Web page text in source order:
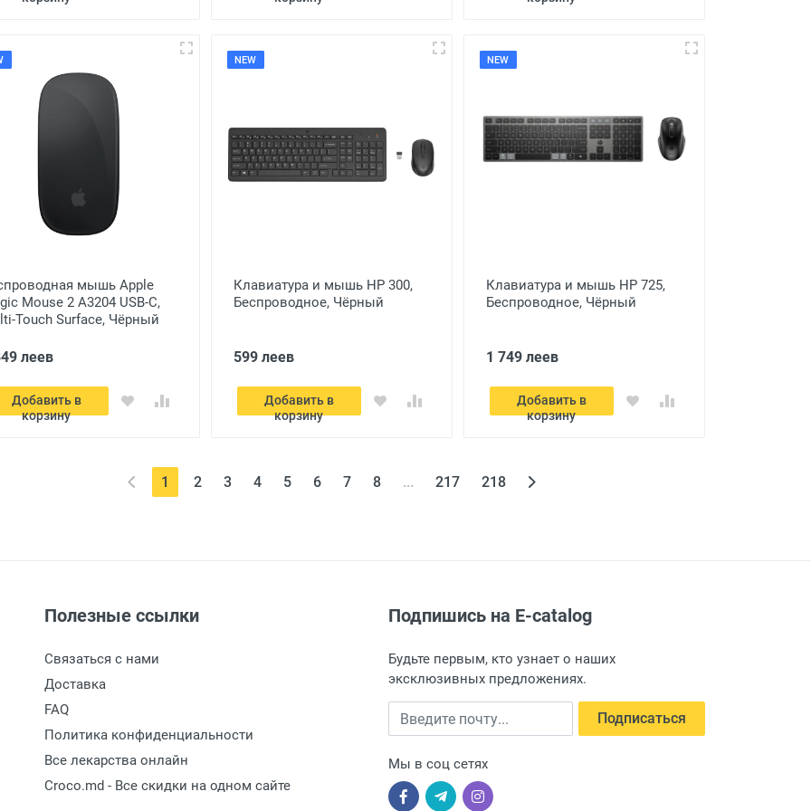
мышь Apple
Mouse 2 A3204 USB-C,
Touch Surface, Чёрный
леев
Добавить в
корзину
NEW
Клавиатура и мышь HP 300,
Беспроводное, Чёрный
599 леев
Добавить в
корзину
NEW
Клавиатура и мышь HP 725,
Беспроводное, Чёрный
1 749 леев
Добавить в
корзину
1 (current)
2 3 4 5 6 7 8 ... 217 218
Полезные ссылки
Связаться с нами
Доставка
FAQ
Политика конфиденциальности
Все лекарства онлайн
Croco.md - Все скидки на одном сайте
Подпишись на E-catalog
Будьте первым, кто узнает о наших
эксклюзивных предложениях.
Введите почту Подписаться
Мы в соц сетях